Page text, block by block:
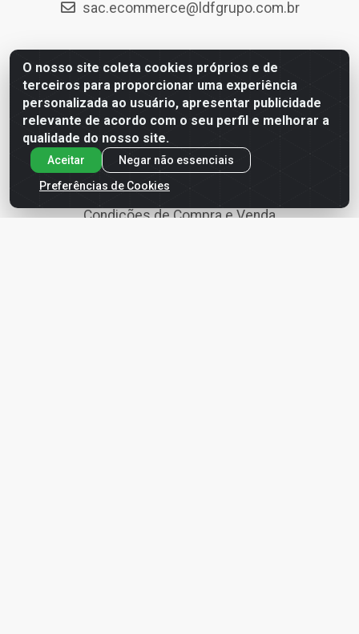
O nosso site coleta cookies próprios e de
terceiros para proporcionar uma experiência
personalizada ao usuário, apresentar publicidade
relevante de acordo com o seu perfil e melhorar a
qualidade do nosso site.
Aceitar
Negar não essenciais
Preferências de Cookies
sac.ecommerce@ldfgrupo.com.br
Políticas
Termo de Uso
Política de Entregas
Política de Privacidade
Condições de Compra e Venda